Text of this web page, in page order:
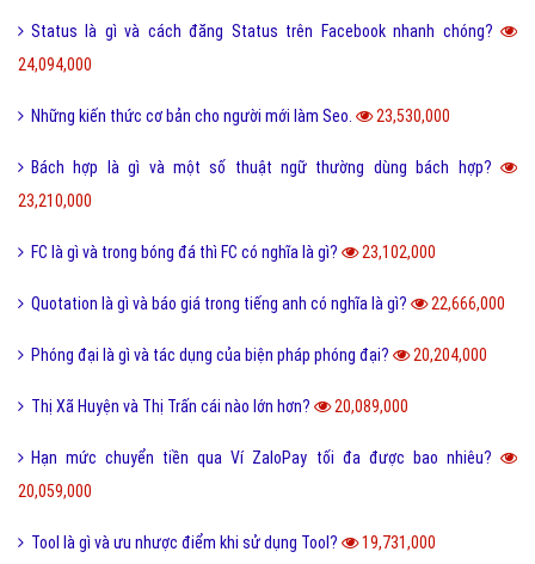
Status là gì và cách đăng Status trên Facebook nhanh chóng?
24,094,000
Những kiến thức cơ bản cho người mới làm Seo. 23,530,000
Bách hợp là gì và một số thuật ngữ thường dùng bách hợp?
23,210,000
FC là gì và trong bóng đá thì FC có nghĩa là gì? 23,102,000
Quotation là gì và báo giá trong tiếng anh có nghĩa là gì? 22,666,000
Phóng đại là gì và tác dụng của biện pháp phóng đại? 20,204,000
Thị Xã Huyện và Thị Trấn cái nào lớn hơn? 20,089,000
Hạn mức chuyển tiền qua Ví ZaloPay tối đa được bao nhiêu?
20,059,000
Tool là gì và ưu nhược điểm khi sử dụng Tool? 19,731,000